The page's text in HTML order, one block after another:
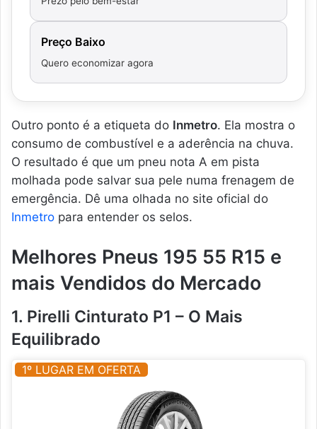
Preço Baixo
Quero economizar agora
Outro ponto é a etiqueta do Inmetro. Ela mostra o
consumo de combustível e a aderência na chuva.
O resultado é que um pneu nota A em pista
molhada pode salvar sua pele numa frenagem de
emergência. Dê uma olhada no site oficial do
Inmetro para entender os selos.
Melhores Pneus 195 55 R15 e
mais Vendidos do Mercado
1. Pirelli Cinturato P1 – O Mais
Equilibrado
1º LUGAR EM OFERTA